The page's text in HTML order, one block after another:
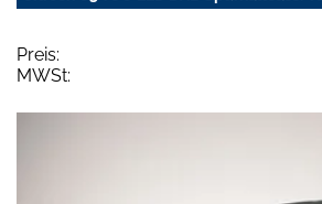
Preis:
MWSt: